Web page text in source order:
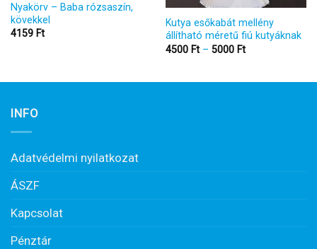
Nyakörv – Baba rózsaszín,
kövekkel
4159 Ft
Kutya esőkabát mellény
állítható méretű fiú kutyáknak
4500 Ft – 5000 FtÁrtartomány:
INFO
Adatvédelmi nyilatkozat
ÁSZF
Kapcsolat
Pénztár